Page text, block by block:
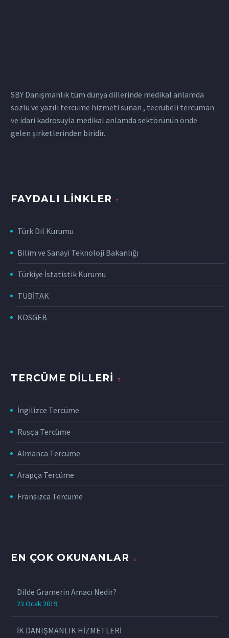
SBY Danışmanlık tüm dünya dillerinde medikal anlamda
sözlü ve yazılı tercüme hizmeti sunan , tecrübeli tercüman
ve idari kadrosuyla medikal anlamda sektörünün önde
gelen şirketlerinden biridir.
FAYDALI LİNKLER
Türk Dil Kurumu
Bilim ve Sanayi Teknoloji Bakanlığı
Türkiye İstatistik Kurumu
TUBİTAK
KOSGEB
TERCÜME DİLLERİ
İngilizce Tercüme
Rusça Tercüme
Almanca Tercüme
Arapça Tercüme
Fransızca Tercüme
EN ÇOK OKUNANLAR
Dilde Gramerin Amacı Nedir?
23 Ocak 2019
İK DANIŞMANLIK HİZMETLERİ